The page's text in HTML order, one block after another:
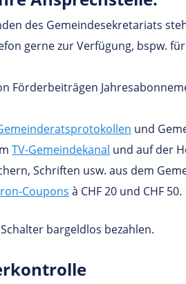
des Gemeindesekretariats
gerne zur Verfügung, bspw.
Förderbeiträgen
und
TV-Gemeindekanal und auf der
Schriften usw. aus dem
Coupons à CHF 20 und CHF 50.
bargeldlos bezahlen.